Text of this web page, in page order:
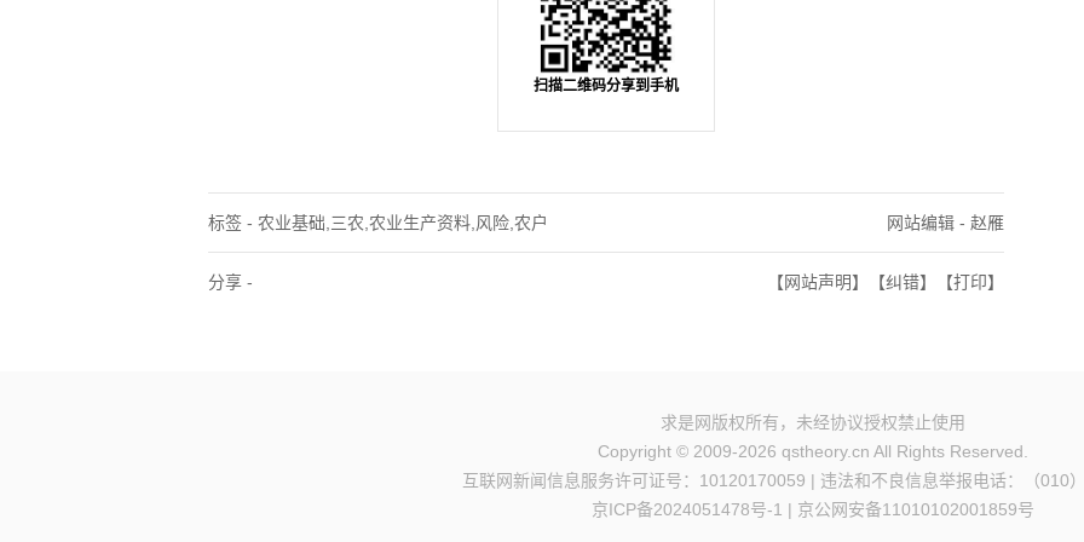
扫描二维码分享到手机
标签 - 农业基础,三农,农业生产资料,风险,农户 网站编辑 - 赵雁
分享 - 【网站声明】 【纠错】 【打印】
求是网版权所有，未经协议授权禁止使用
Copyright © 2009-2026 qstheory.cn All Rights Reserved.
互联网新闻信息服务许可证号：10120170059 | 违法和不良信息举报电话：（010
京ICP备2024051478号-1 | 京公网安备11010102001859号